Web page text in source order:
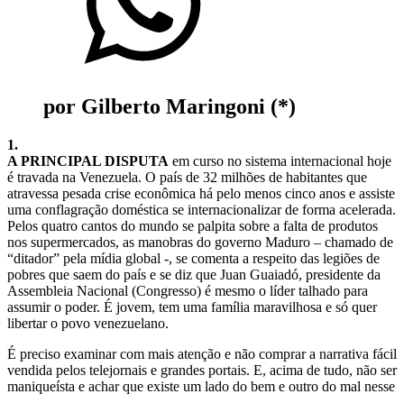
por Gilberto Maringoni (*)
1.
A PRINCIPAL DISPUTA em curso no sistema internacional hoje
é travada na Venezuela. O país de 32 milhões de habitantes que
atravessa pesada crise econômica há pelo menos cinco anos e assiste
uma conflagração doméstica se internacionalizar de forma acelerada.
Pelos quatro cantos do mundo se palpita sobre a falta de produtos
nos supermercados, as manobras do governo Maduro – chamado de
“ditador” pela mídia global -, se comenta a respeito das legiões de
pobres que saem do país e se diz que Juan Guaiadó, presidente da
Assembleia Nacional (Congresso) é mesmo o líder talhado para
assumir o poder. É jovem, tem uma família maravilhosa e só quer
libertar o povo venezuelano.
É preciso examinar com mais atenção e não comprar a narrativa fácil
vendida pelos telejornais e grandes portais. E, acima de tudo, não ser
maniqueísta e achar que existe um lado do bem e outro do mal nesse